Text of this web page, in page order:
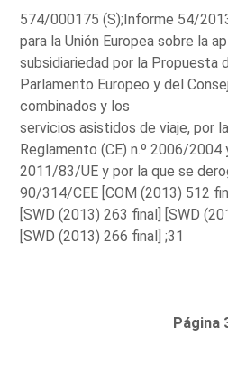
574/000175 (S);Informe 54/
para la Unión Europea sobre la
subsidiariedad por la Propuesta
Parlamento Europeo y del
combinados y los
servicios asistidos de viaje, por
Reglamento (CE) n.º 2006/2004
2011/83/UE y por la que se
90/314/CEE [COM (2013) 512
[SWD (2013) 263 final] [SWD
[SWD (2013) 266 final] ;31
Página